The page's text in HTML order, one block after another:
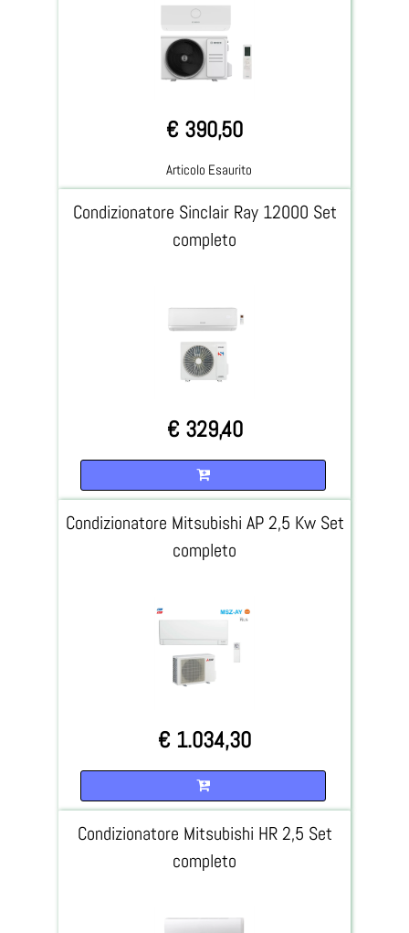
€ 390,50
Articolo Esaurito
Condizionatore Sinclair Ray 12000 Set
completo
€ 329,40
Condizionatore Mitsubishi AP 2,5 Kw Set
completo
€ 1.034,30
Condizionatore Mitsubishi HR 2,5 Set
completo